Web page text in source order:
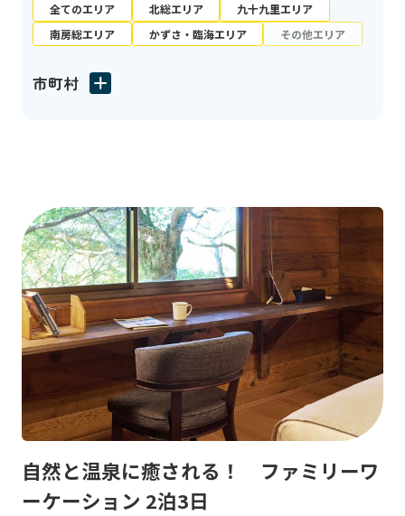
全てのエリア 北総エリア
九十九里エリア
南房総エリア
かずさ・臨海エリア その他エリア
市町村
自然と温泉に癒される！ ファミリーワ
ーケーション 2泊3日